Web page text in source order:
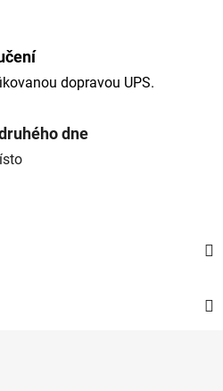
dopravou UPS.
dne